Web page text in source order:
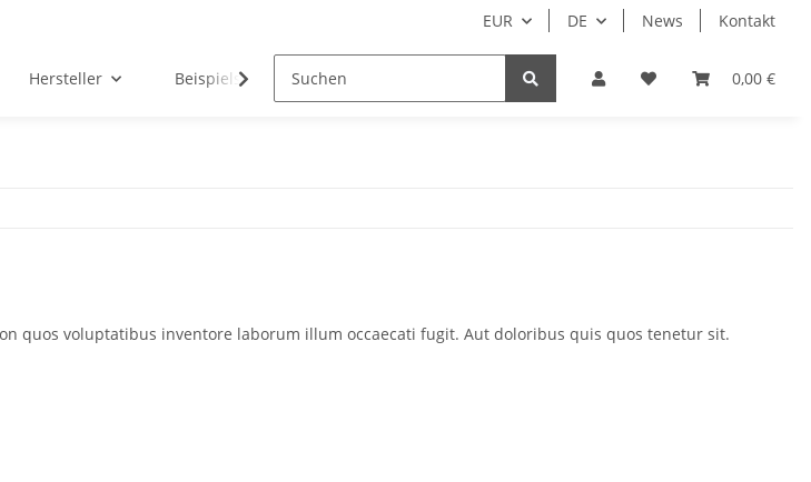
EUR DE News Kontakt
0,00 €
Hersteller Beispielseite Nur Endkunden
quos voluptatibus inventore laborum illum occaecati fugit. Aut doloribus quis quos tenetur sit.